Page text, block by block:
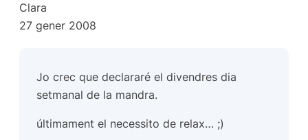
Clara
27 gener 2008
Jo crec que declararé el divendres dia
setmanal de la mandra.
últimament el necessito de relax… ;)